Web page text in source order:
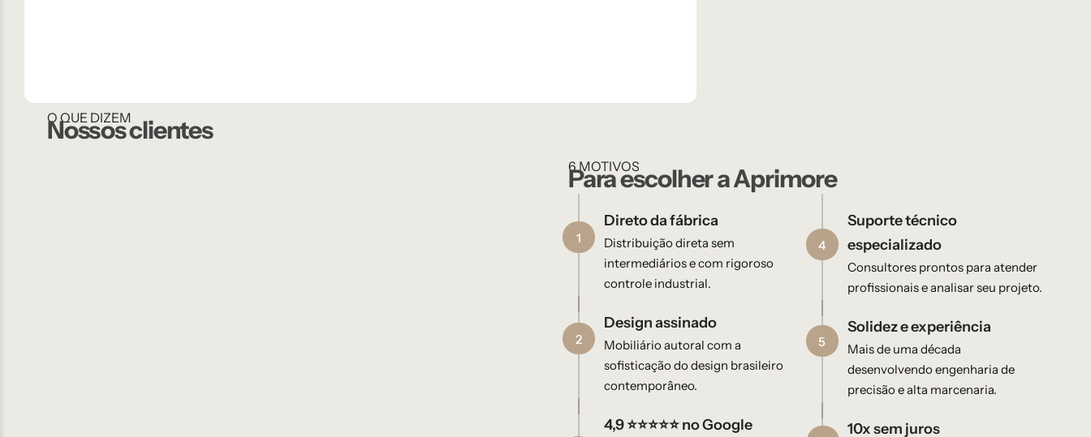
O QUE DIZEM
Nossos clientes
6 MOTIVOS
Para escolher a Aprimore
1
Direto da fábrica
Distribuição direta sem
intermediários e com rigoroso
controle industrial.
2
Design assinado​
Mobiliário autoral com a
sofisticação do design brasileiro
contemporâneo.
4,9 ⭐⭐⭐⭐⭐ no Google
4
Suporte técnico
especializado
Consultores prontos para atender
profissionais e analisar seu projeto.
5
Solidez e experiência
Mais de uma década
desenvolvendo engenharia de
precisão e alta marcenaria.
10x sem juros